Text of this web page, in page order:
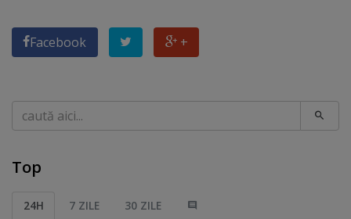
Facebook +
Caută
Top
24H 7 ZILE 30 ZILE